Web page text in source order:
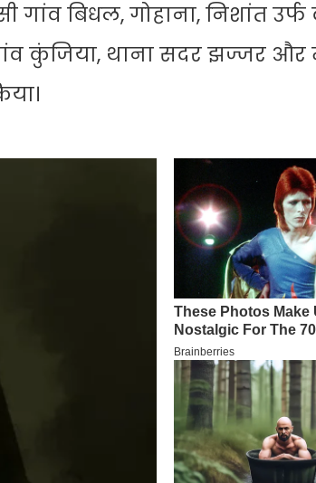
गांव बिधल, गोहाना, निशांत
कुंजिया, थाना सदर झज्जर और